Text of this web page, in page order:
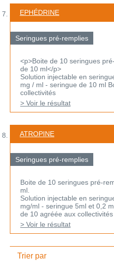
EPHÉDRINE
Seringues pré-remplies
<p>Boite de 10 seringues
de 10 ml</p>
Solution injectable en
mg / ml - seringue de 10 ml
collectivités
> Voir le résultat
ATROPINE
Seringues pré-remplies
Boite de 10 seringues pré-
ml.
Solution injectable en
mg/ml - seringue 5ml et 0,2
de 10 agréée aux collectivités
> Voir le résultat
Trier par